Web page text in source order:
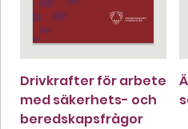
Drivkrafter för arbete
med säkerhets- och
beredskapsfrågor